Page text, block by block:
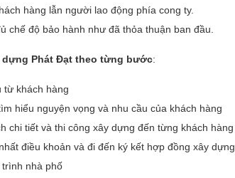
hàng lẫn người lao động phía cong ty.
chế độ bảo hành như đã thỏa thuận ban đầu.
Phát Đạt theo từng bước:
từ khách hàng
hiểu nguyện vọng và nhu cầu của khách hàng
chi tiết và thi công xây dựng đến từng khách hàng
điều khoản và đi đến ký kết hợp đồng xây dựng
nhà phố